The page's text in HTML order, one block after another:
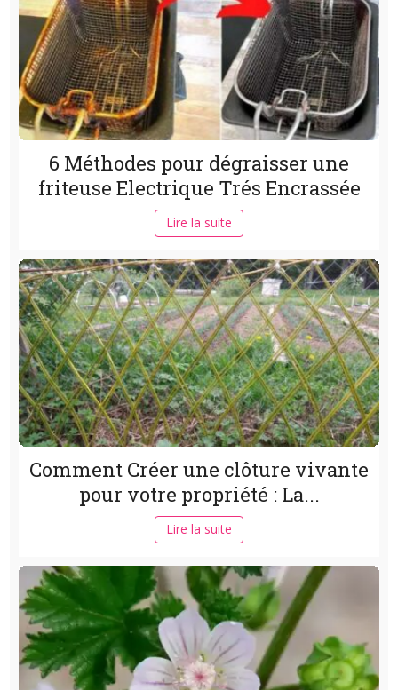
6 Méthodes pour dégraisser une
friteuse Electrique Trés Encrassée
Lire la suite
Comment Créer une clôture vivante
pour votre propriété : La...
Lire la suite